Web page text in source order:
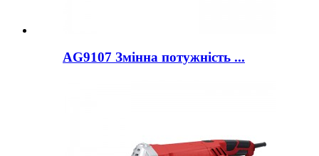
AG9107 Змінна потужність ...